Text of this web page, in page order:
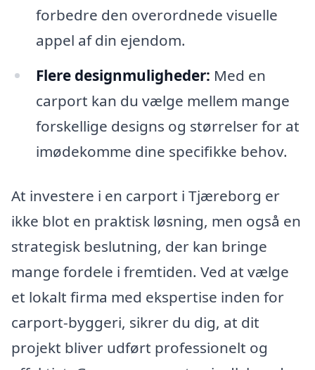
forbedre den overordnede visuelle
appel af din ejendom.
Flere designmuligheder: Med en
carport kan du vælge mellem mange
forskellige designs og størrelser for at
imødekomme dine specifikke behov.
At investere i en carport i Tjæreborg er
ikke blot en praktisk løsning, men også en
strategisk beslutning, der kan bringe
mange fordele i fremtiden. Ved at vælge
et lokalt firma med ekspertise inden for
carport-byggeri, sikrer du dig, at dit
projekt bliver udført professionelt og